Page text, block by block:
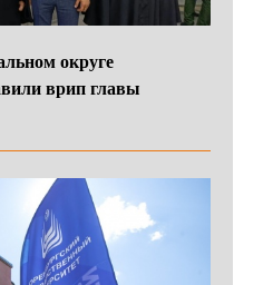
округе
врип главы